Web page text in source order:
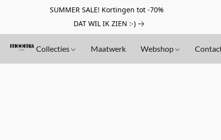
SUMMER SALE! Kortingen tot -70%
DAT WIL IK ZIEN :-)
Collecties Maatwerk Webshop